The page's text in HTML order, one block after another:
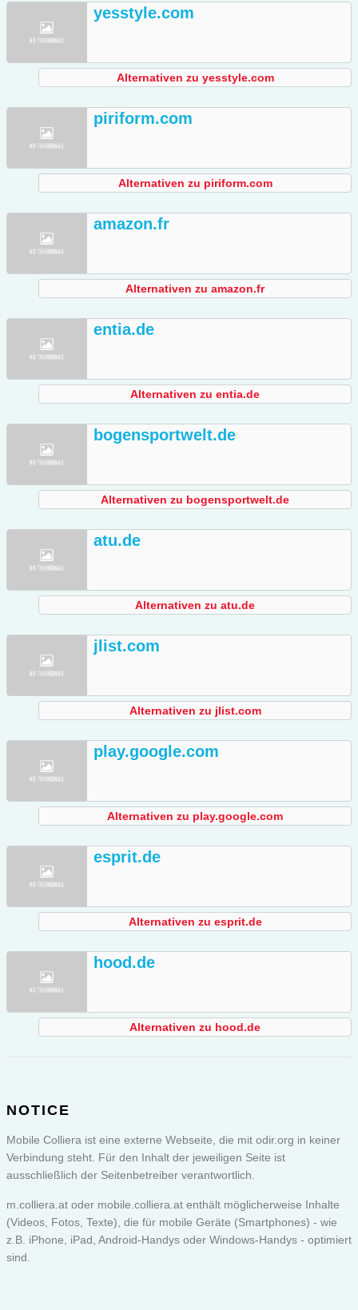
yesstyle.com
Alternativen zu yesstyle.com
piriform.com
Alternativen zu piriform.com
amazon.fr
Alternativen zu amazon.fr
entia.de
Alternativen zu entia.de
bogensportwelt.de
Alternativen zu bogensportwelt.de
atu.de
Alternativen zu atu.de
jlist.com
Alternativen zu jlist.com
play.google.com
Alternativen zu play.google.com
esprit.de
Alternativen zu esprit.de
hood.de
Alternativen zu hood.de
NOTICE
Mobile Colliera ist eine externe Webseite, die mit odir.org in keiner
Verbindung steht. Für den Inhalt der jeweiligen Seite ist
ausschließlich der Seitenbetreiber verantwortlich.
m.colliera.at oder mobile.colliera.at enthält möglicherweise Inhalte
(Videos, Fotos, Texte), die für mobile Geräte (Smartphones) - wie
z.B. iPhone, iPad, Android-Handys oder Windows-Handys - optimiert
sind.